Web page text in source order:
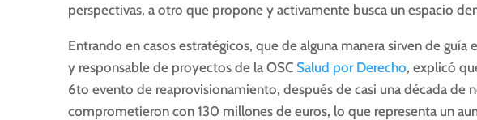
perspectivas, a otro que propone y activamente busca un espacio
Entrando en casos estratégicos, que de alguna manera sirven de guía
y responsable de proyectos de la OSC Salud por Derecho, explicó
6to evento de reaprovisionamiento, después de casi una década de
comprometieron con 130 millones de euros, lo que representa un